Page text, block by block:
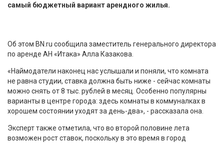
самый бюджетный вариант арендного жилья.
Об этом BN.ru сообщила заместитель генерального директора
по аренде АН «Итака» Алла Казакова.
«Наймодатели наконец нас услышали и поняли, что комната
не равна студии, ставка должна быть ниже - сейчас комнаты
можно снять от 8 тыс. рублей в месяц. Особенно популярны
варианты в центре города: здесь комнаты в коммуналках в
хорошем состоянии уходят за день-два», - рассказала она.
Эксперт также отметила, что во второй половине лета
возможен рост ставок, поскольку в это время в город